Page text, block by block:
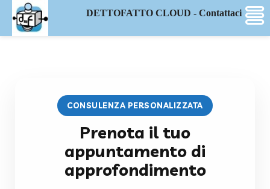
CONSULENZA PERSONALIZZATA
Prenota il tuo
appuntamento di
approfondimento
DETTOFATTO CLOUD - Contattaci